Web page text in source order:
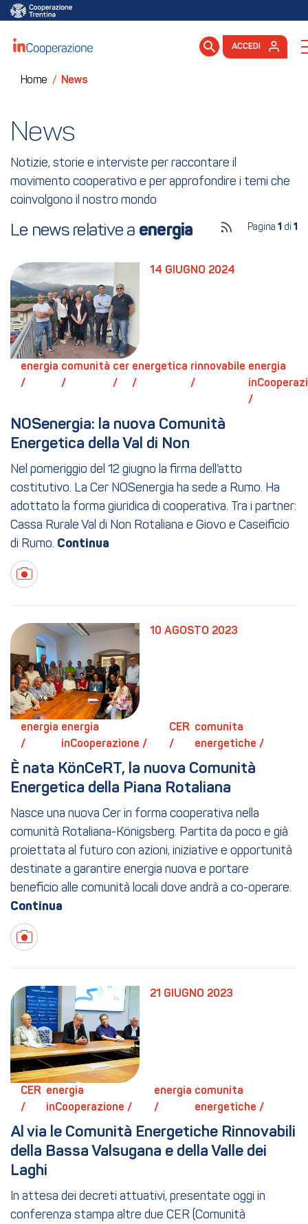
ACCEDI
Home / News
News
Notizie, storie e interviste per raccontare il
movimento cooperativo e per approfondire i temi che
coinvolgono il nostro mondo
Le news relative a energia Pagina 1 di 1
14 GIUGNO 2024
energia
/
comunità
/
cer
/
energetica
/
rinnovabile
/
energia
/
NOSenergia: la nuova Comunità
Energetica della Val di Non
Nel pomeriggio del 12 giugno la firma dell’atto
costitutivo. La Cer NOSenergia ha sede a Rumo. Ha
adottato la forma giuridica di cooperativa. Tra i partner:
Cassa Rurale Val di Non Rotaliana e Giovo e Caseificio
di Rumo.
10 AGOSTO 2023
energia
/
energia
inCooperazione /
CER
/
comunita
energetiche /
È nata KönCeRT, la nuova Comunità
Energetica della Piana Rotaliana
Nasce una nuova Cer in forma cooperativa nella
comunità Rotaliana-Königsberg. Partita da poco e già
proiettata al futuro con azioni, iniziative e opportunità
destinate a garantire energia nuova e portare
beneficio alle comunità locali dove andrà a co-operare.
21 GIUGNO 2023
CER
/
energia
inCooperazione /
energia
/
comunita
energetiche /
Al via le Comunità Energetiche Rinnovabili
della Bassa Valsugana e della Valle dei
Laghi
In attesa dei decreti attuativi, presentate oggi in
conferenza stampa altre due CER (Comunità